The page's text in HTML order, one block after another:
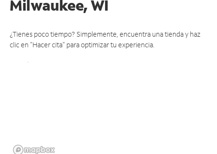
Milwaukee, WI
¿Tienes poco tiempo? Simplemente, encuentra una tienda y haz
clic en "Hacer cita" para optimizar tu experiencia.